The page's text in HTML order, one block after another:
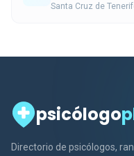
Santa Cruz de
psicólogo
Directorio de psicólogos,